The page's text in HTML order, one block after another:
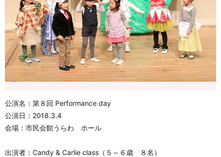
公演名：第８回 Performance day
公演日：2018.3.4
会場：市民会館うらわ ホール
出演者：Candy & Carlie class（５～６歳 ８名）